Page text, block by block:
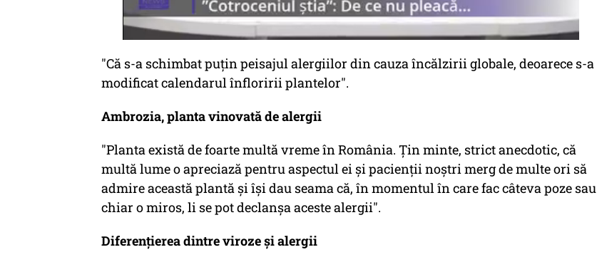
"Că s-a schimbat puțin peisajul alergiilor din cauza încălzirii globale, deoarece s-a
modificat calendarul înfloririi plantelor".
Ambrozia, planta vinovată de alergii
"Planta există de foarte multă vreme în România. Țin minte, strict anecdotic, că
multă lume o apreciază pentru aspectul ei și pacienții noștri merg de multe ori să
admire această plantă și își dau seama că, în momentul în care fac câteva poze sau
chiar o miros, li se pot declanșa aceste alergii".
Diferențierea dintre viroze și alergii